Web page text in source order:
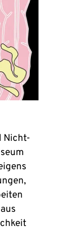
Nicht-